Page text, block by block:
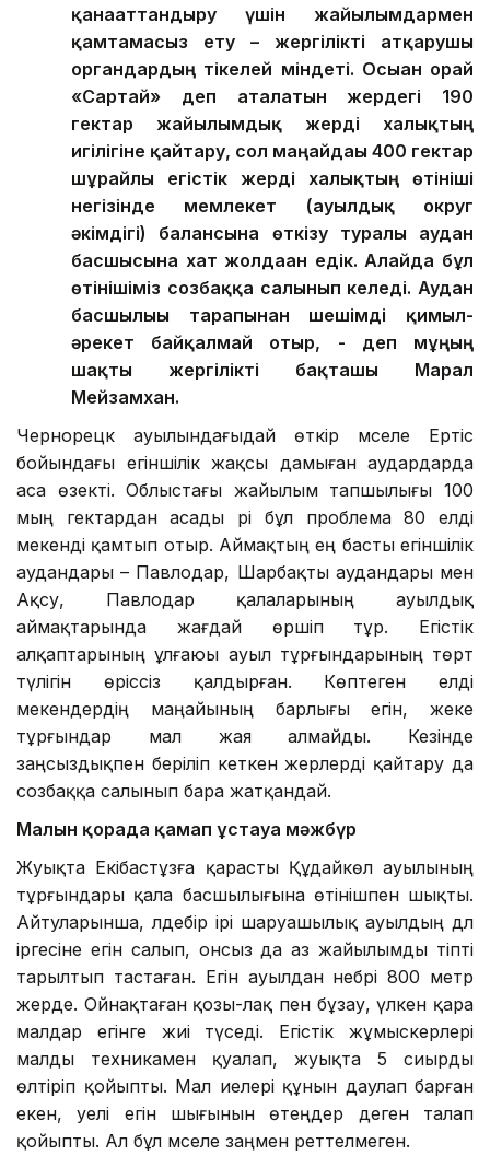
қанағаттандыру үшін жайылымдармен
қамтамасыз ету – жергілікті атқарушы
органдардың тікелей міндеті. Осыған орай
«Сартай» деп аталатын жердегі 190
гектар жайылымдық жерді халықтың
игілігіне қайтару, сол маңайдағы 400 гектар
шұрайлы егістік жерді халықтың өтініші
негізінде мемлекет (ауылдық округ
әкімдігі) балансына өткізу туралы аудан
басшысына хат жолдаған едік. Алайда бұл
өтінішіміз созбаққа салынып келеді. Аудан
басшылығы тарапынан шешімді қимыл-
әрекет байқалмай отыр, - деп мұңың
шақты жергілікті бақташы Марал
Мейзамхан.
Чернорецк ауылындағыдай өткір мәселе Ертіс
бойындағы егіншілік жақсы дамыған аудардарда
аса өзекті. Облыстағы жайылым тапшылығы 100
мың гектардан асады әрі бұл проблема 80 елді
мекенді қамтып отыр. Аймақтың ең басты егіншілік
аудандары – Павлодар, Шарбақты аудандары мен
Ақсу, Павлодар қалаларының ауылдық
аймақтарында жағдай өршіп тұр. Егістік
алқаптарының ұлғаюы ауыл тұрғындарының төрт
түлігін өріссіз қалдырған. Көптеген елді
мекендердің маңайының барлығы егін, жеке
тұрғындар мал жая алмайды. Кезінде
заңсыздықпен беріліп кеткен жерлерді қайтару да
созбаққа салынып бара жатқандай.
Малын қорада қамап ұстауға мәжбүр
Жуықта Екібастұзға қарасты Құдайкөл ауылының
тұрғындары қала басшылығына өтінішпен шықты.
Айтуларынша, әлдебір ірі шаруашылық ауылдың дәл
іргесіне егін салып, онсыз да аз жайылымды тіпті
тарылтып тастаған. Егін ауылдан небәрі 800 метр
жерде. Ойнақтаған қозы-лақ пен бұзау, үлкен қара
малдар егінге жиі түседі. Егістік жұмыскерлері
малды техникамен қуалап, жуықта 5 сиырды
өлтіріп қойыпты. Мал иелері құнын даулап барған
екен, әуелі егін шығынын өтеңдер деген талап
қойыпты. Ал бұл мәселе заңмен реттелмеген.